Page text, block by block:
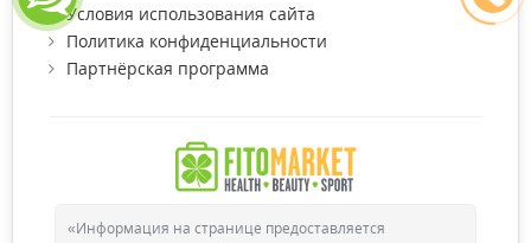
Условия использования сайта
Политика конфиденциальности
Партнёрская программа
«Информация на странице предоставляется